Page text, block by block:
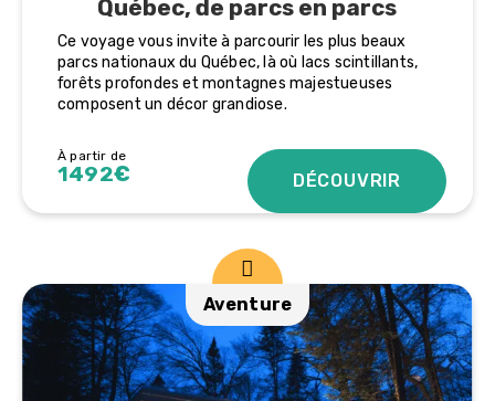
Québec, de parcs en parcs
Ce voyage vous invite à parcourir les plus beaux
parcs nationaux du Québec, là où lacs scintillants,
forêts profondes et montagnes majestueuses
composent un décor grandiose.
À partir de
1492€ DÉCOUVRIR
Aventure